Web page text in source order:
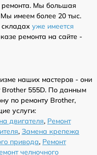
Мы большая
Мы имеем более 20 тыс.
уже имеется
ремонта на сайте -
наших мастеров - они
Brother 555D. По данным
по ремонту Brother,
услуги:
двигателя, Ремонт
, Замена крепежа
привода, Ремонт
челночного